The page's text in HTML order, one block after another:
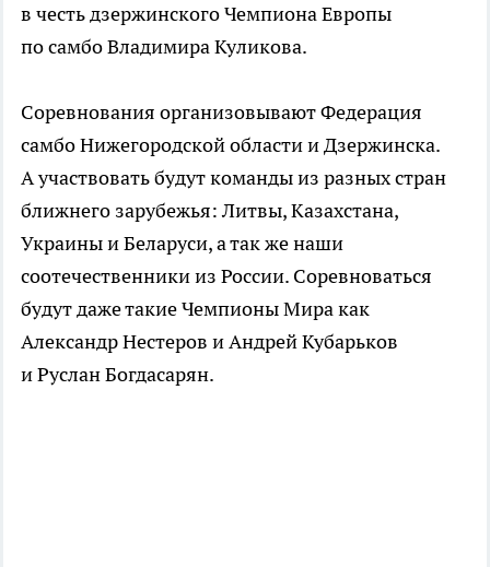
в честь дзержинского Чемпиона Европы
по самбо Владимира Куликова.
Соревнования организовывают Федерация
самбо Нижегородской области и Дзержинска.
А участвовать будут команды из разных стран
ближнего зарубежья: Литвы, Казахстана,
Украины и Беларуси, а так же наши
соотечественники из России. Соревноваться
будут даже такие Чемпионы Мира как
Александр Нестеров и Андрей Кубарьков
и Руслан Богдасарян.